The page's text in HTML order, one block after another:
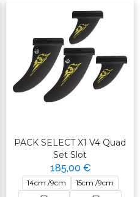
PACK SELECT X1 V4 Quad
Set Slot
185,00 €
14cm /9cm 15cm /9cm